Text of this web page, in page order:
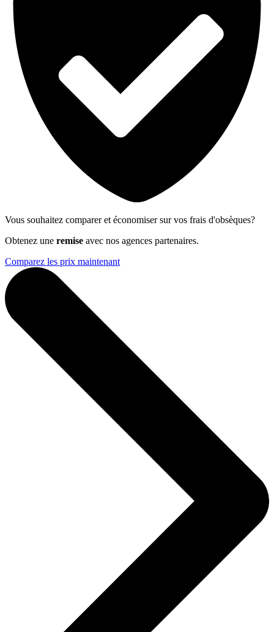
Vous souhaitez comparer et économiser sur vos frais d'obsèques?
Obtenez une remise avec nos agences partenaires.
Comparez les prix maintenant